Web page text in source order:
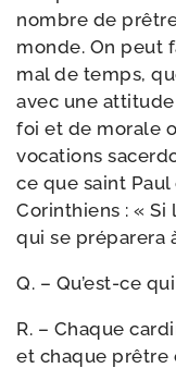
nombre de
monde. On peut
mal de temps,
avec une
foi et de morale
voca­tions
ce que saint
Corinthiens : «
qui se pré­pa­re­ra
Q. – Qu’est-​ce
R. – Chaque
et chaque prêtre